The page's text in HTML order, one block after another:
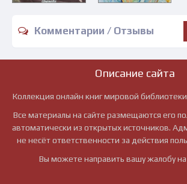
Комментарии / Отзывы
Описание сайта
Коллекция онлайн книг мировой
Все материалы на сайте размещаются его
автоматически из открытых источников.
не несёт ответственности за действия
Вы можете направить вашу жалобу на